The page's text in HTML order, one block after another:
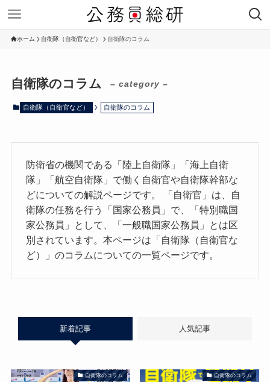
ホーム 自衛隊（自衛官など） 自衛隊のコラム
自衛隊のコラム – category –
自衛隊（自衛官など） 自衛隊のコラム
防衛省の機関である「陸上自衛隊」「海上自衛
隊」「航空自衛隊」で働く自衛官や自衛隊幹部な
どについての解説ページです。 「自衛官」は、自
衛隊の任務を行う「国家公務員」で、「特別職国
家公務員」として、「一般職国家公務員」とは区
別されています。本ページは「自衛隊（自衛官な
ど）」のコラムについての一覧ページです。
新着記事 人気記事
自衛隊のコラム 自衛隊のコラム